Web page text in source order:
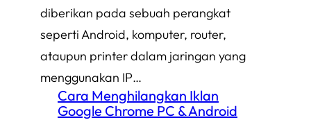
diberikan pada sebuah perangkat
seperti Android, komputer, router,
ataupun printer dalam jaringan yang
menggunakan IP…
Cara Menghilangkan Iklan
Google Chrome PC & Android